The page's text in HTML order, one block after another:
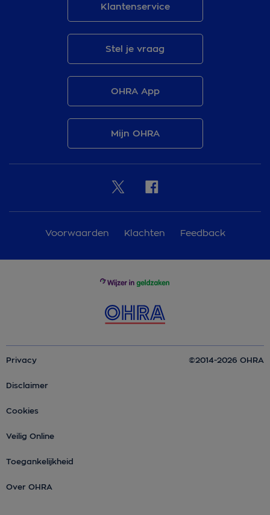
Klantenservice
Stel je vraag
OHRA App
Mijn OHRA
Voorwaarden Klachten Feedback
Privacy
Disclaimer
Cookies
Veilig Online
Toegankelijkheid
Over OHRA
©2014-2026 OHRA